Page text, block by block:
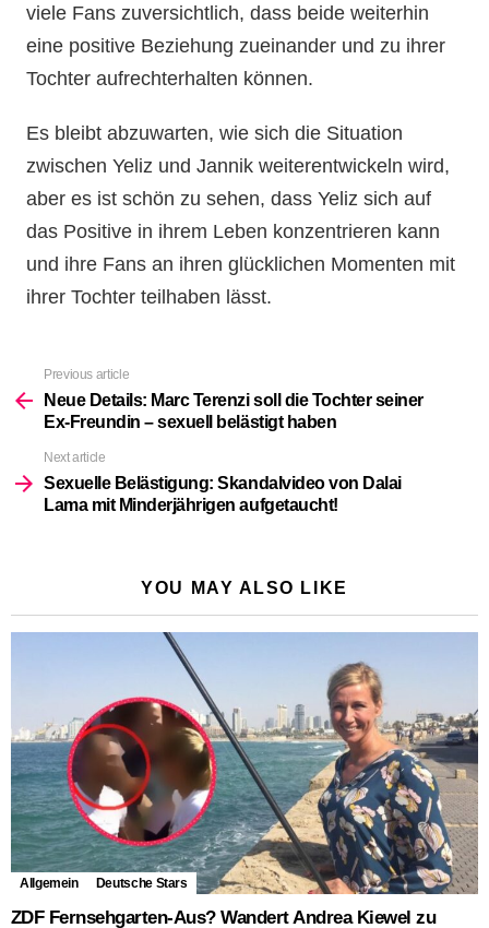
viele Fans zuversichtlich, dass beide weiterhin
eine positive Beziehung zueinander und zu ihrer
Tochter aufrechterhalten können.
Es bleibt abzuwarten, wie sich die Situation
zwischen Yeliz und Jannik weiterentwickeln wird,
aber es ist schön zu sehen, dass Yeliz sich auf
das Positive in ihrem Leben konzentrieren kann
und ihre Fans an ihren glücklichen Momenten mit
ihrer Tochter teilhaben lässt.
more
Previous article
Neue Details: Marc Terenzi soll die Tochter seiner
Ex-Freundin – sexuell belästigt haben
Next article
Sexuelle Belästigung: Skandalvideo von Dalai
Lama mit Minderjährigen aufgetaucht!
YOU MAY ALSO LIKE
Allgemein Deutsche Stars
ZDF Fernsehgarten-Aus? Wandert Andrea Kiewel zu